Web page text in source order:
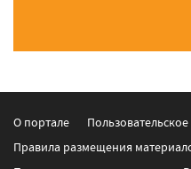
О портале
Правила размещения